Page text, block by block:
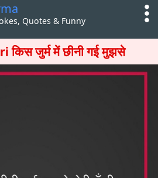
Quotes & Funny
जुर्म में छीनी गई मुझसे